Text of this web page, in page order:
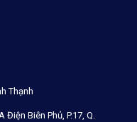
Thạnh
Điện Biên Phủ, P.17, Q.